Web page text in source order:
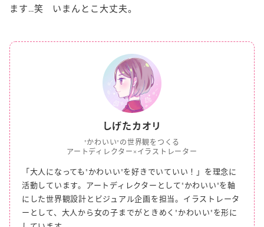
ます…笑 いまんとこ大丈夫。
しげたカオリ
"かわいい"の世界観をつくる
アートディレクター×イラストレーター
「大人になっても"かわいい"を好きでいていい！」を理念に
活動しています。 アートディレクターとして"かわいい"を軸
にした世界観設計とビジュアル企画を担当。 イラストレータ
ーとして、大人から女の子までがときめく"かわいい"を形に